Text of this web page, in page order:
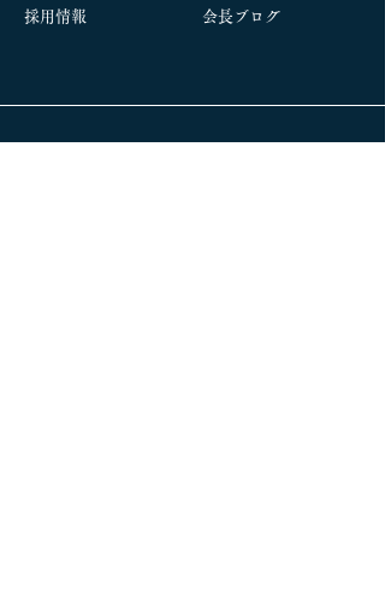
​採用情報 ​会長ブログ